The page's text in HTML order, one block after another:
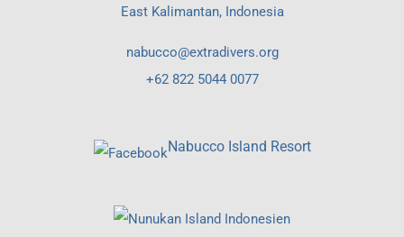
East Kalimantan, Indonesia
nabucco@extradivers.org
+62 822 5044 0077
Nabucco Island Resort